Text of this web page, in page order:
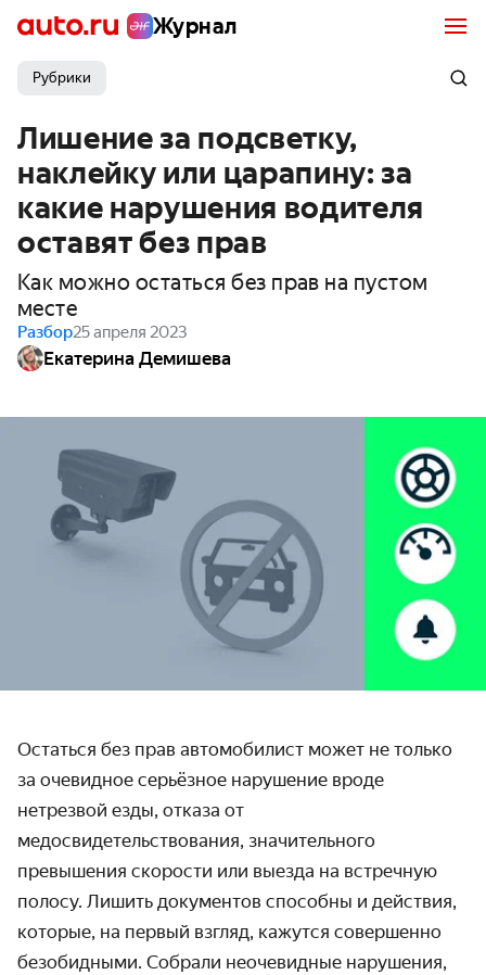
Журнал
Рубрики
Лишение за подсветку,
наклейку или царапину: за
какие нарушения водителя
оставят без прав
Как можно остаться без прав на пустом
месте
Разбор25 апреля 2023
Екатерина Демишева
Остаться без прав автомобилист может не только
за очевидное серьёзное нарушение вроде
нетрезвой езды, отказа от
медосвидетельствования, значительного
превышения скорости или выезда на встречную
полосу. Лишить документов способны и действия,
которые, на первый взгляд, кажутся совершенно
безобидными. Собрали неочевидные нарушения,